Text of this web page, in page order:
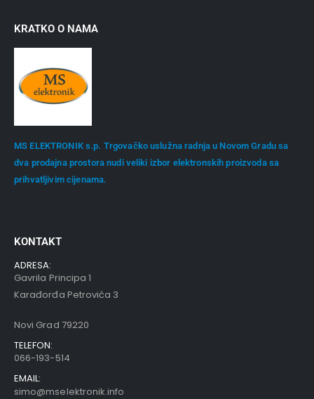
KRATKO O NAMA
MS ELEKTRONIK s.p. Trgovačko uslužna radnja u Novom Gradu sa
dva prodajna prostora nudi veliki izbor elektronskih proizvoda sa
prihvatljivim cijenama.
KONTAKT
ADRESA:
Gavrila Principa 1
Karađorđa Petrovića 3
Novi Grad 79220
TELEFON:
066-193-514
EMAIL:
simo@mselektronik.info